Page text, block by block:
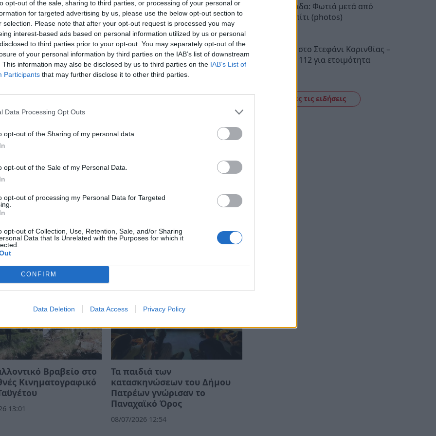
opt-out of the sale, sharing to third parties, or processing of your personal or
for targeted advertising by us, please use the below opt-out section to
selection. Please note that after your opt-out request is processed you may
interest-based ads based on personal information utilized by us or personal
to third parties prior to your opt-out. You may separately opt-out of the
of your personal information by third parties on the IAB’s list of downstream
This information may also be disclosed by us to third parties on the IAB’s List of
Participants that may further disclose it to other third parties.
Data Processing Opt Outs
opt-out of the Sharing of my personal data.
opt-out of the Sale of my Personal Data.
opt-out of processing my Personal Data for Targeted
opt-out of Collection, Use, Retention, Sale, and/or Sharing
Data that Is Unrelated with the Purposes for which it
CONFIRM
Data Deletion Data Access Privacy Policy
Ευρωπαϊκής γης ή
08:59
Κληρονομιάς της UNESCO
Βραβείο στο
Κινηματογραφικό
13:01
Τα παιδιά των
κατασκηνώσεων του Δήμου
Πατρέων γνώρισαν το
Παναχαϊκό Όρος
08/07/2026 12:54
Νέα Μανωλάδα: Φωτιά μετά από
έκρηξη σε σπίτι (photos)
Φωτιά τώρα στο Στεφάνι Κορινθίας –
Μήνυμα του 112 για ετοιμότητα
Δείτε όλες τις ειδήσεις